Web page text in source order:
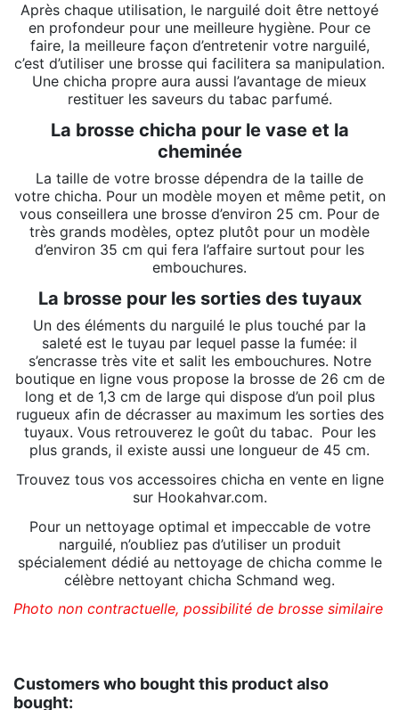
Après chaque utilisation, le narguilé doit être nettoyé
en profondeur pour une meilleure hygiène. Pour ce
faire, la meilleure façon d’entretenir votre narguilé,
c’est d’utiliser une brosse qui facilitera sa manipulation.
Une chicha propre aura aussi l’avantage de mieux
restituer les saveurs du tabac parfumé.
La brosse chicha pour le vase et la
cheminée
La taille de votre brosse dépendra de la taille de
votre chicha. Pour un modèle moyen et même petit, on
vous conseillera une brosse d’environ 25 cm. Pour de
très grands modèles, optez plutôt pour un modèle
d’environ 35 cm qui fera l’affaire surtout pour les
embouchures.
La brosse pour les sorties des tuyaux
Un des éléments du narguilé le plus touché par la
saleté est le tuyau par lequel passe la fumée: il
s’encrasse très vite et salit les embouchures. Notre
boutique en ligne vous propose la brosse de 26 cm de
long et de 1,3 cm de large qui dispose d’un poil plus
rugueux afin de décrasser au maximum les sorties des
tuyaux. Vous retrouverez le goût du tabac. Pour les
plus grands, il existe aussi une longueur de 45 cm.
Trouvez tous vos accessoires chicha en vente en ligne
sur Hookahvar.com.
Pour un nettoyage optimal et impeccable de votre
narguilé, n’oubliez pas d’utiliser un produit
spécialement dédié au nettoyage de chicha comme le
célèbre nettoyant chicha Schmand weg.
Photo non contractuelle, possibilité de brosse similaire
Customers who bought this product also
bought: